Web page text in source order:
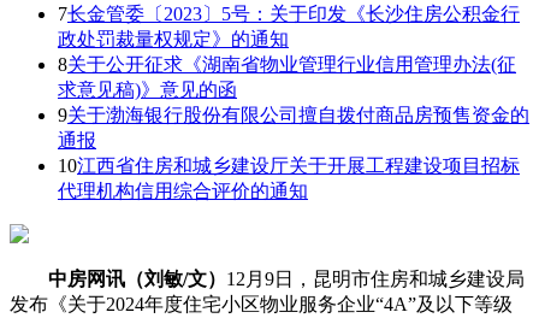
7长金管委〔2023〕5号：关于印发《长沙住房公积金行
政处罚裁量权规定》的通知
8关于公开征求《湖南省物业管理行业信用管理办法(征
求意见稿)》意见的函
9关于渤海银行股份有限公司擅自拨付商品房预售资金的
通报
10江西省住房和城乡建设厅关于开展工程建设项目招标
代理机构信用综合评价的通知
中房网讯（刘敏/文） 12月9日，昆明市住房和城乡建设局
发布《关于2024年度住宅小区物业服务企业“4A”及以下等级